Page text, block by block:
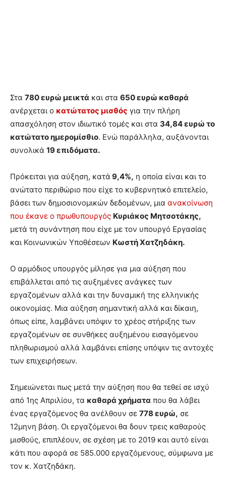
Στα 780 ευρώ μεικτά και στα 650 ευρώ καθαρά
ανέρχεται ο κατώτατος μισθός για την πλήρη
απασχόληση στον ιδιωτικό τομές και στα 34,84 ευρώ το
κατώτατο ημερομίσθιο. Ενώ παράλληλα, αυξάνονται
συνολικά 19 επιδόματα.
Πρόκειται για αύξηση, κατά 9,4%, η οποία είναι και το
ανώτατο περιθώριο που είχε το κυβερνητικό επιτελείο,
βάσει των δημοσιονομικών δεδομένων, μια ανακοίνωση
που έκανε ο πρωθυπουργός Κυριάκος Μητσοτάκης,
μετά τη συνάντηση που είχε με τον υπουργό Εργασίας
και Κοινωνικών Υποθέσεων Κωστή Χατζηδάκη.
Ο αρμόδιος υπουργός μίλησε για μια αύξηση που
επιβάλλεται από τις αυξημένες ανάγκες των
εργαζομένων αλλά και την δυναμική της ελληνικής
οικονομίας. Μια αύξηση σημαντική αλλά και δίκαιη,
όπως είπε, λαμβάνει υπόψιν το χρέος στήριξης των
εργαζομένων σε συνθήκες αυξημένου εισαγόμενου
πληθωρισμού αλλά λαμβάνει επίσης υπόψιν τις αντοχές
των επιχειρήσεων.
Σημειώνεται πως μετά την αύξηση που θα τεθεί σε ισχύ
από 1ης Απριλίου, τα καθαρά χρήματα που θα λάβει
ένας εργαζόμενος θα ανέλθουν σε 778 ευρώ, σε
12μηνη βάση. Οι εργαζόμενοι θα δουν τρεις καθαρούς
μισθούς, επιπλέουν, σε σχέση με το 2019 και αυτό είναι
κάτι που αφορά σε 585.000 εργαζόμενους, σύμφωνα με
τον κ. Χατζηδάκη.